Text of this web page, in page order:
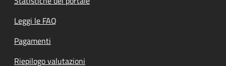
Leggi le FAQ
Pagamenti
Riepilogo valutazioni